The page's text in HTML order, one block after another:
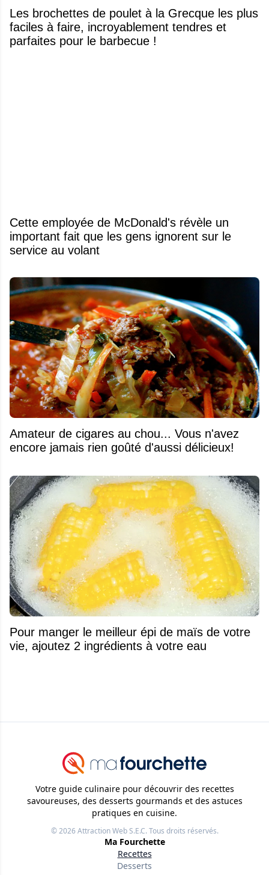
Les brochettes de poulet à la Grecque les plus
faciles à faire, incroyablement tendres et
parfaites pour le barbecue !
Cette employée de McDonald's révèle un
important fait que les gens ignorent sur le
service au volant
Amateur de cigares au chou... Vous n'avez
encore jamais rien goûté d'aussi délicieux!
Pour manger le meilleur épi de maïs de votre
vie, ajoutez 2 ingrédients à votre eau
Votre guide culinaire pour découvrir des recettes
savoureuses, des desserts gourmands et des astuces
pratiques en cuisine.
© 2026Attraction Web S.E.C.Tous droits réservés.
Ma Fourchette
Recettes
Desserts